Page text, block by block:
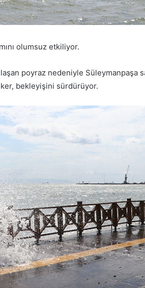
olumsuz etkiliyor.
poyraz nedeniyle Süleymanpaşa
bekleyişini sürdürüyor.